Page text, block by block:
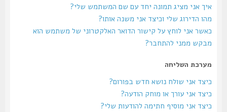
איך אני מציג תמונה יחד עם שם המשתמש שלי?
מהו הדירוג שלי וכיצד אני משנה אותו?
כאשר אני לוחץ על קישור הדואר האלקטרוני של משתמש הוא
מבקש ממני להתחבר?
מערכת השליחה
כיצד אני שולח נושא חדש בפורום?
כיצד אני עורך או מוחק הודעה?
כיצד אני מוסיף חתימה להודעות שלי?